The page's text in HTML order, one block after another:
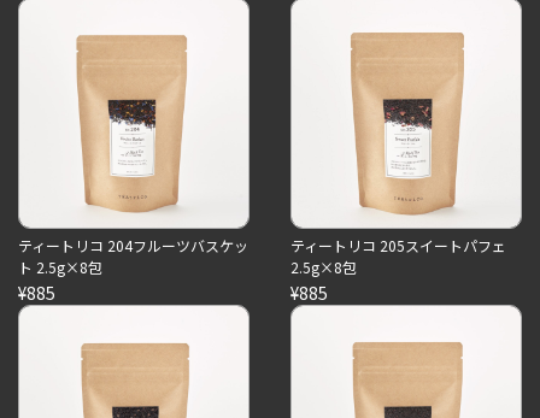
ティートリコ 204フルーツバスケッ
ト 2.5g×8包
¥885
ティートリコ 205スイートパフェ
2.5g×8包
¥885